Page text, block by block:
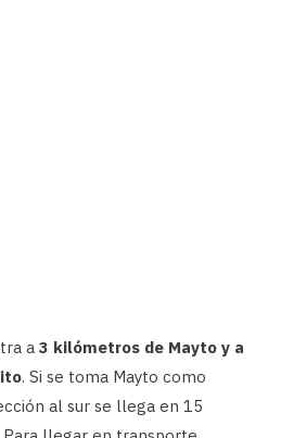
a 3 kilómetros de Mayto y a
. Si se toma Mayto como
al sur se llega en 15